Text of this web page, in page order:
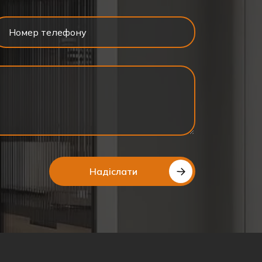
Надіслати